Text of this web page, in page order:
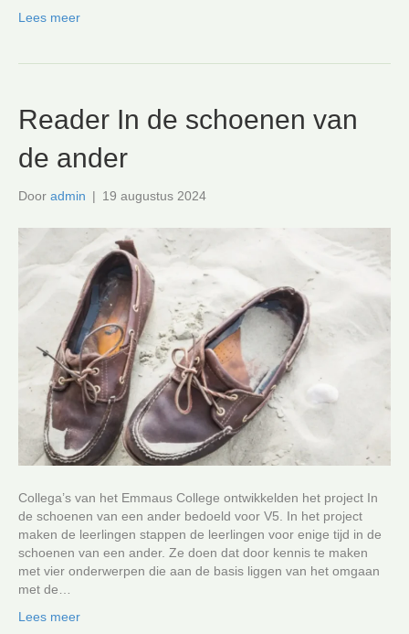
Lees meer
Reader In de schoenen van
de ander
Door admin | 19 augustus 2024
Collega’s van het Emmaus College ontwikkelden het project In
de schoenen van een ander bedoeld voor V5. In het project
maken de leerlingen stappen de leerlingen voor enige tijd in de
schoenen van een ander. Ze doen dat door kennis te maken
met vier onderwerpen die aan de basis liggen van het omgaan
met de…
Lees meer